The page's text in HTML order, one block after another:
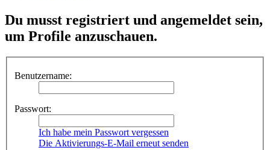
Du musst registriert und angemeldet sein,
um Profile anzuschauen.
Benutzername:
Passwort:
Ich habe mein Passwort vergessen
Die Aktivierungs-E-Mail erneut senden